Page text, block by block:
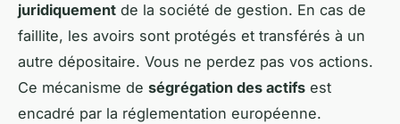
juridiquement de la société de gestion. En cas de
faillite, les avoirs sont protégés et transférés à un
autre dépositaire. Vous ne perdez pas vos actions.
Ce mécanisme de ségrégation des actifs est
encadré par la réglementation européenne.